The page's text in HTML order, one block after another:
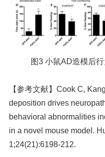
图3 小鼠AD造模后
【参考文献】 Cook C,
deposition drives
behavioral abnormalities
in a novel mouse model.
1;24(21):6198-212.